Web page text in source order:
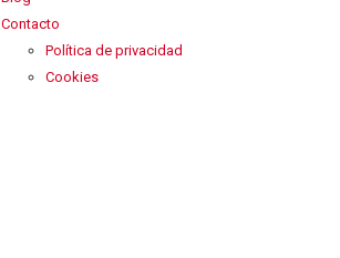
Contacto
Política de privacidad
Cookies